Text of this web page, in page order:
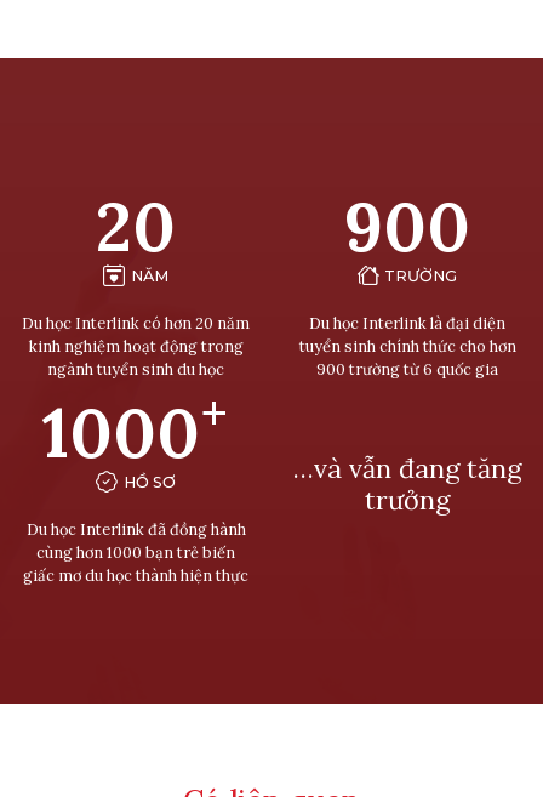
20
NĂM
Du học Interlink có hơn 20 năm
kinh nghiệm hoạt động trong
ngành tuyển sinh du học
900
TRƯỜNG
Du học Interlink là đại diện
tuyển sinh chính thức cho hơn
900 trường từ 6 quốc gia
1000+
HỒ SƠ
Du học Interlink đã đồng hành
cùng hơn 1000 bạn trẻ biến
giấc mơ du học thành hiện thực
…và vẫn đang tăng
trưởng